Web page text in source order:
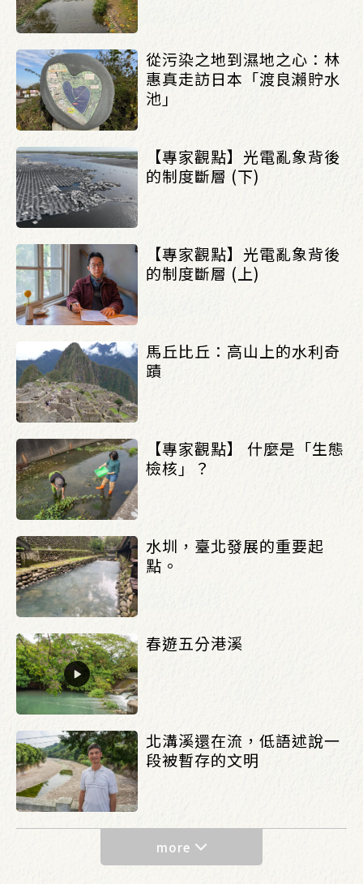
從污染之地到濕地之心：林
惠真走訪日本「渡良瀨貯水
池」
【專家觀點】光電亂象背後
的制度斷層 (下)
【專家觀點】光電亂象背後
的制度斷層 (上)
馬丘比丘：高山上的水利奇
蹟
【專家觀點】 什麼是「生態
檢核」？
水圳，臺北發展的重要起
點。
春遊五分港溪
北溝溪還在流，低語述說一
段被暫存的文明
more